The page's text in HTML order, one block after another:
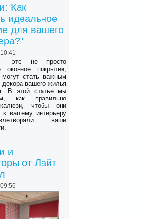
Как
идеальное
для вашего
это не просто
оконное покрытие,
стать важным
декора вашего жилья
В этой статье мы
как правильно
чтобы они
к вашему интерьеру
ваши
и
от Лайт